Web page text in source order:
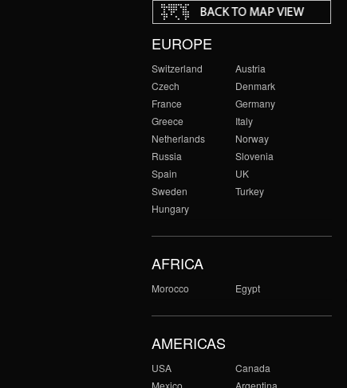
EUROPE
Switzerland
Austria
Czech
Denmark
France
Germany
Greece
Italy
Netherlands
Norway
Russia
Slovenia
Spain
UK
Sweden
Turkey
Hungary
AFRICA
Morocco Egypt
AMERICAS
USA
Canada
Mexico
Argentina